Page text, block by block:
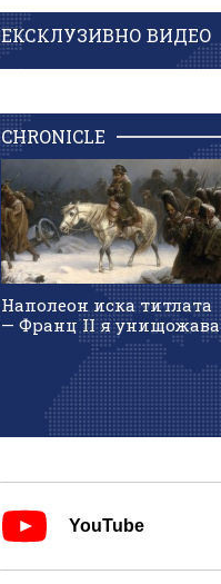
ЕКСКЛУЗИВНО ВИДЕО
CHRONICLE
Наполеон иска титлата
— Франц II я унищожава
YouTube